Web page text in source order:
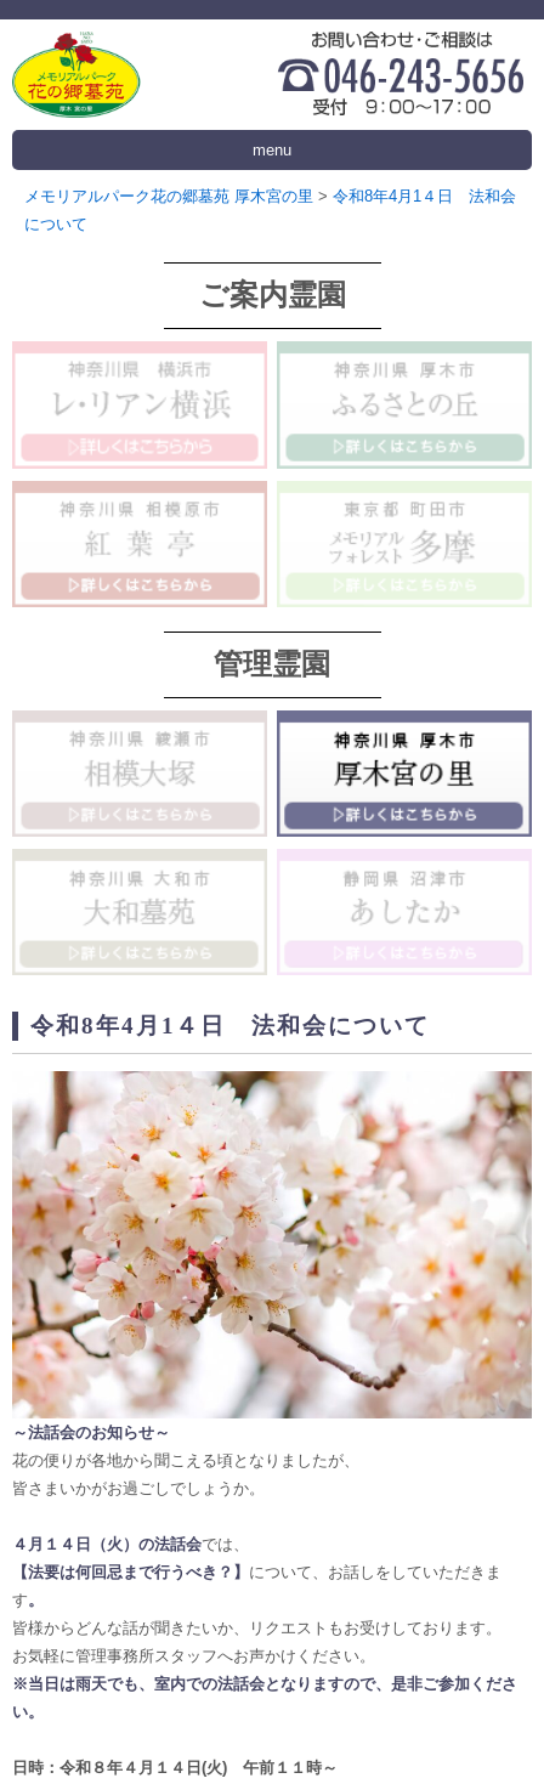
menu
メモリアルパーク花の郷墓苑 厚木宮の里 > 令和8年4月1４日 法和会
について
ご案内霊園
管理霊園
令和8年4月1４日 法和会について
～法話会のお知らせ～
花の便りが各地から聞こえる頃となりましたが、
皆さまいかがお過ごしでしょうか。
４月１４日（火）の法話会では、
【法要は何回忌まで行うべき？】 について、お話しをしていただきま
す。
皆様からどんな話が聞きたいか、リクエストもお受けしております。
お気軽に管理事務所スタッフへお声かけください。
※当日は雨天でも、室内での法話会となりますので、是非ご参加くださ
い。
日時：令和８年４月１４日(火) 午前１１時～